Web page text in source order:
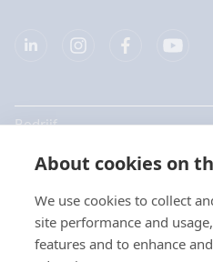
About cookies on
We use cookies to collect
site performance and
features and to enhance
Kies uw taal /
Bedrijf
Producten
Snelkoppelingen